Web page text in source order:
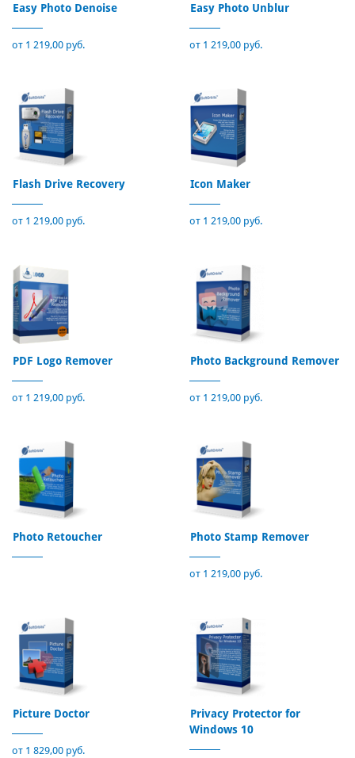
Easy Photo Denoise
от 1 219,00 руб.
Easy Photo Unblur
от 1 219,00 руб.
Flash Drive Recovery
от 1 219,00 руб.
Icon Maker
от 1 219,00 руб.
PDF Logo Remover
от 1 219,00 руб.
Photo Background Remover
от 1 219,00 руб.
Photo Retoucher Photo Stamp Remover
от 1 219,00 руб.
Picture Doctor
от 1 829,00 руб.
Privacy Protector for
Windows 10